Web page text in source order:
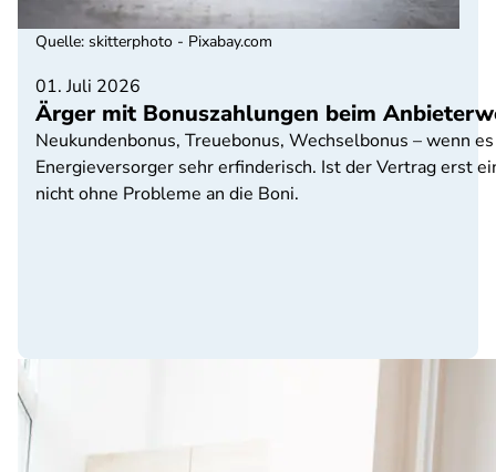
01. Juli 2026
Ärger mit Bonuszahlungen beim
Neukundenbonus, Treuebonus, Wechselbonus – wenn
Energieversorger sehr erfinderisch. Ist der Vertrag erst
nicht ohne Probleme an die Boni.
Quelle: skitterphoto - Pixabay.com